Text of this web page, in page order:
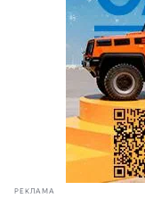
РЕКЛАМА